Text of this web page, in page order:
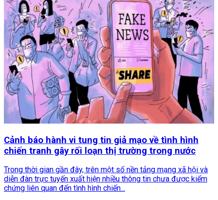
Cảnh báo hành vi tung tin giả mạo về tình hình
chiến tranh gây rối loạn thị trường trong nước
Trong thời gian gần đây, trên một số nền tảng mạng xã hội và
diễn đàn trực tuyến xuất hiện nhiều thông tin chưa được kiểm
chứng liên quan đến tình hình chiến...